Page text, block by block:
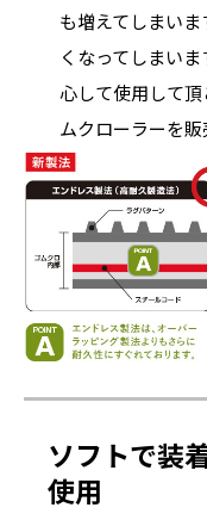
も増えてしまい
くなってしまい
心して使用して
ムクローラーを販
ソフトで装
使用